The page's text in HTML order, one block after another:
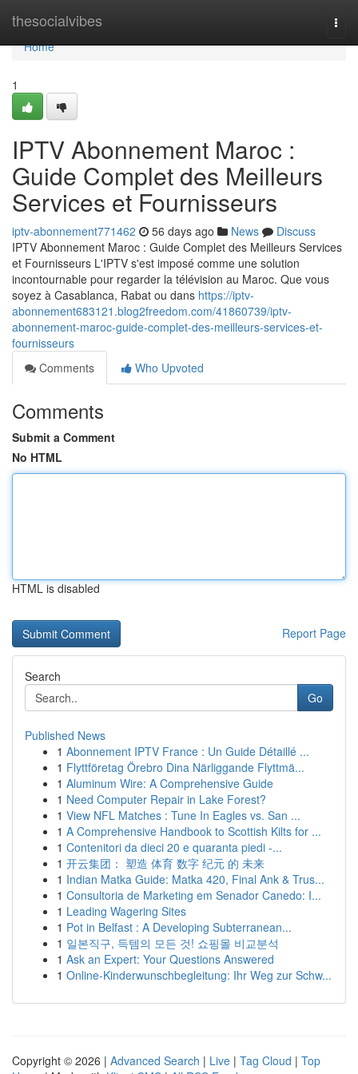
thesocialvibes
Home
Home
1
IPTV Abonnement Maroc :
Guide Complet des Meilleurs
Services et Fournisseurs
iptv-abonnement771462 56 days ago News
Discuss
IPTV Abonnement Maroc : Guide Complet des Meilleurs Services
et Fournisseurs L'IPTV s'est imposé comme une solution
incontournable pour regarder la télévision au Maroc. Que vous
soyez à Casablanca, Rabat ou dans https://iptv-
abonnement683121.blog2freedom.com/41860739/iptv-
abonnement-maroc-guide-complet-des-meilleurs-services-et-
fournisseurs
Comments
Who Upvoted
Comments
Submit a Comment
No HTML
HTML is disabled
Report Page
Search
Go
Published News
1 Abonnement IPTV France : Un Guide Détaillé ...
1 Flyttföretag Örebro Dina Närliggande Flyttmä...
1 Aluminum Wire: A Comprehensive Guide
1 Need Computer Repair in Lake Forest?
1 View NFL Matches : Tune In Eagles vs. San ...
1 A Comprehensive Handbook to Scottish Kilts for ...
1 Contenitori da dieci 20 e quaranta piedi -...
1 开云集团： 塑造 体育 数字 纪元 的 未来
1 Indian Matka Guide: Matka 420, Final Ank & Trus...
1 Consultoria de Marketing em Senador Canedo: I...
1 Leading Wagering Sites
1 Pot in Belfast : A Developing Subterranean...
1 일본직구, 득템의 모든 것! 쇼핑몰 비교분석
1 Ask an Expert: Your Questions Answered
1 Online-Kinderwunschbegleitung: Ihr Weg zur Schw...
Copyright © 2026 | Advanced Search | Live | Tag Cloud | Top